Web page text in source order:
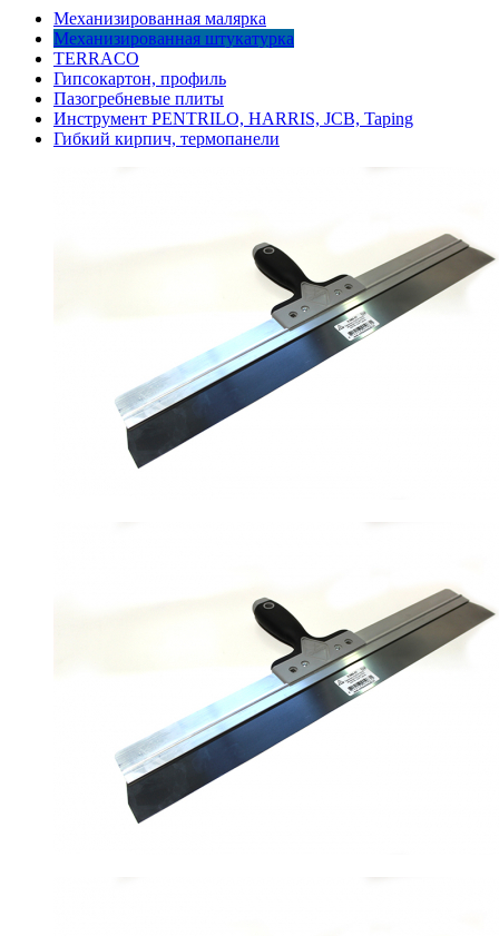
Механизированная малярка
Механизированная штукатурка
TERRACO
Гипсокартон, профиль
Пазогребневые плиты
Инструмент PENTRILO, HARRIS, JCB, Taping
Гибкий кирпич, термопанели